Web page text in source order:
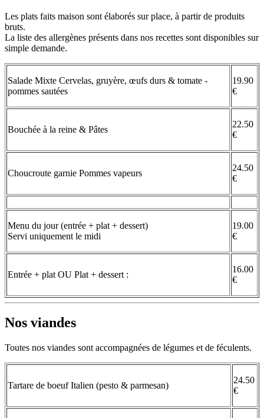
Les plats faits maison sont élaborés sur place, à partir de produits
bruts.
La liste des allergènes présents dans nos recettes sont disponibles sur
simple demande.
Salade Mixte Cervelas, gruyère, œufs durs & tomate -
pommes sautées
19.90
€
Bouchée à la reine & Pâtes
22.50
€
Choucroute garnie Pommes vapeurs
24.50
€
Menu du jour (entrée + plat + dessert)
Servi uniquement le midi
19.00
€
Entrée + plat OU Plat + dessert :
16.00
€
Nos viandes
Toutes nos viandes sont accompagnées de légumes et de féculents.
Tartare de boeuf Italien (pesto & parmesan)
24.50
€